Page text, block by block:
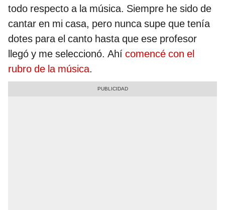
todo respecto a la música. Siempre he sido de
cantar en mi casa, pero nunca supe que tenía
dotes para el canto hasta que ese profesor
llegó y me seleccionó. Ahí comencé con el
rubro de la música.